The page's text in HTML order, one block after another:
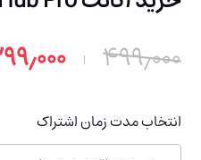
۴۹۹٫۰۰۰
انتخاب مدت زمان اشتراک